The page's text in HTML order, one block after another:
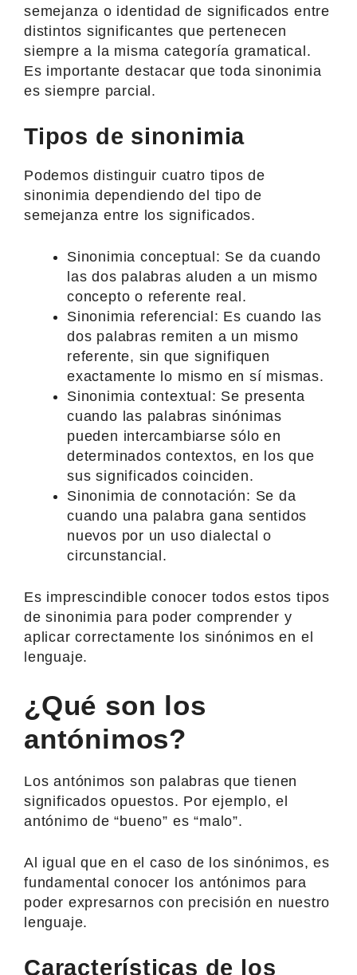
semejanza o identidad de significados entre
distintos significantes que pertenecen
siempre a la misma categoría gramatical.
Es importante destacar que toda sinonimia
es siempre parcial.
Tipos de sinonimia
Podemos distinguir cuatro tipos de
sinonimia dependiendo del tipo de
semejanza entre los significados.
Sinonimia conceptual: Se da cuando
las dos palabras aluden a un mismo
concepto o referente real.
Sinonimia referencial: Es cuando las
dos palabras remiten a un mismo
referente, sin que signifiquen
exactamente lo mismo en sí mismas.
Sinonimia contextual: Se presenta
cuando las palabras sinónimas
pueden intercambiarse sólo en
determinados contextos, en los que
sus significados coinciden.
Sinonimia de connotación: Se da
cuando una palabra gana sentidos
nuevos por un uso dialectal o
circunstancial.
Es imprescindible conocer todos estos tipos
de sinonimia para poder comprender y
aplicar correctamente los sinónimos en el
lenguaje.
¿Qué son los
antónimos?
Los antónimos son palabras que tienen
significados opuestos. Por ejemplo, el
antónimo de “bueno” es “malo”.
Al igual que en el caso de los sinónimos, es
fundamental conocer los antónimos para
poder expresarnos con precisión en nuestro
lenguaje.
Características de los